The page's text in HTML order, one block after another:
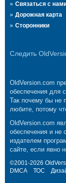
Связаться с
Дорожная карта
Сторонники
Следить
OldVersion.com
обеспечения для
Так почему бы не
любите, потому
OldVersion.com
обеспечения и не
издателем
сайте, если явно
©2001-2026
DMCA
ТОС